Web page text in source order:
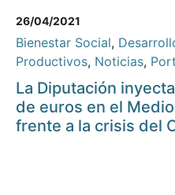
26/04/2021
Bienestar Social,
Productivos, Noticias,
La Diputación
de euros en el
frente a la crisis del